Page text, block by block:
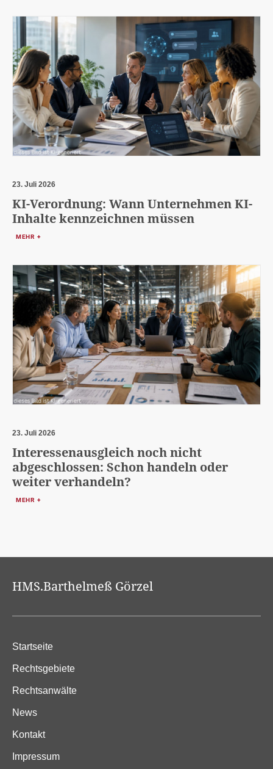
23. Juli 2026
KI-Verordnung: Wann Unternehmen KI-
Inhalte kennzeichnen müssen
MEHR +
23. Juli 2026
Interessenausgleich noch nicht
abgeschlossen: Schon handeln oder
weiter verhandeln?
MEHR +
HMS.Barthelmeß Görzel
Startseite
Rechtsgebiete
Rechtsanwälte
News
Kontakt
Impressum